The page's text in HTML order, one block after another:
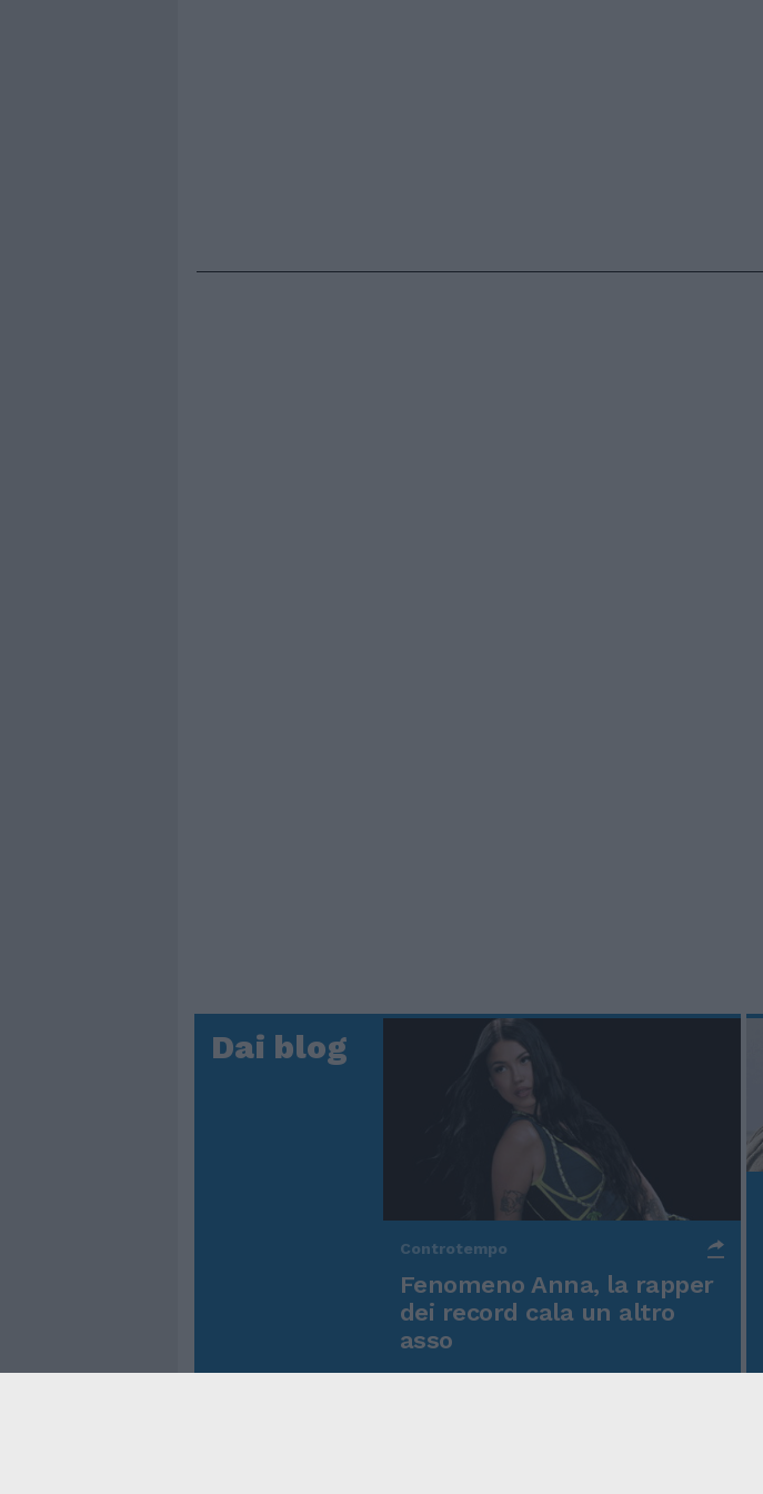
Dai blog
Controtempo
Fenomeno Anna, la rapper
dei record cala un altro
asso